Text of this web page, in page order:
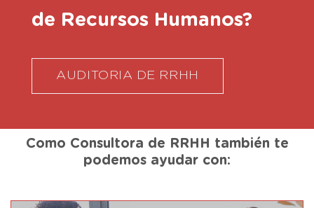
de Recursos Humanos?
AUDITORIA DE RRHH
Como Consultora de RRHH también te
podemos ayudar con: